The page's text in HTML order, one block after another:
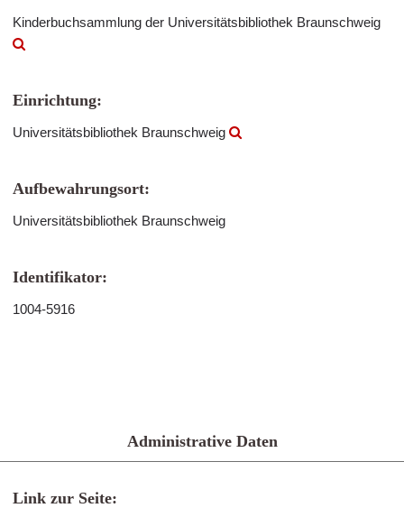
Kinderbuchsammlung der Universitätsbibliothek Braunschweig
Einrichtung:
Universitätsbibliothek Braunschweig
Aufbewahrungsort:
Universitätsbibliothek Braunschweig
Identifikator:
1004-5916
Administrative Daten
Link zur Seite: